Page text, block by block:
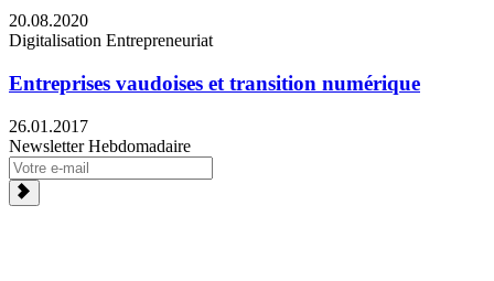
20.08.2020
Digitalisation Entrepreneuriat
Entreprises vaudoises et transition numérique
26.01.2017
Newsletter Hebdomadaire